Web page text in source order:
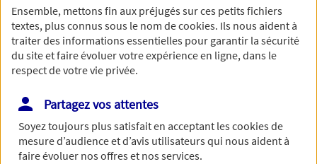
Toutes nos excuses, une erreur technique nous empêche
de traiter votre demande. N'hésitez pas à rafraichir ce
formulaire dans quelques minutes.
Ensemble, mettons fin aux préjugés sur ces petits fichiers
textes, plus connus sous le nom decookies. Ils nous aident à
traiter des informations essentielles pour garantir la sécurité
du site et faire évoluer votre expérience en ligne, dans le
respect de votre vie privée.
Partagez vos attentes
Soyez toujours plus satisfait en acceptant lescookiesde
mesure d’audience et d’avis utilisateurs qui nous aident à
faire évoluer nos offres et nos services.